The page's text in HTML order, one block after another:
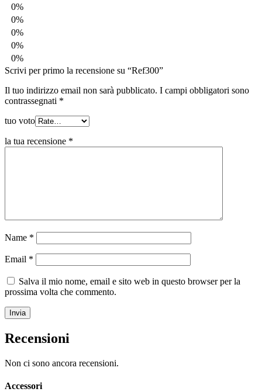
0%
0%
0%
0%
0%
Scrivi per primo la recensione su “Ref300”
Il tuo indirizzo email non sarà pubblicato. I campi obbligatori sono
contrassegnati *
tuo voto
la tua recensione *
Name *
Email *
Salva il mio nome, email e sito web in questo browser per la
prossima volta che commento.
Recensioni
Non ci sono ancora recensioni.
Accessori